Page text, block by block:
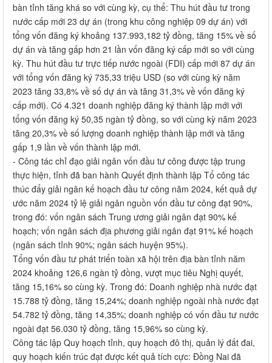
bàn tỉnh tăng khá so với cùng kỳ, cụ thể: Thu hút đầu tư trong
nước cấp mới 23 dự án (trong khu công nghiệp 09 dự án) với
tổng vốn đăng ký khoảng 137.993,182 tỷ đồng, tăng 15% về số
dự án và tăng gấp hơn 21 lần vốn đăng ký cấp mới so với cùng
kỳ. Thu hút đầu tư trực tiếp nước ngoài (FDI) cấp mới 87 dự án
với tổng vốn đăng ký 735,33 triệu USD (so với cùng kỳ năm
2023 tăng 33,8% về số dự án và tăng 31,3% về vốn đăng ký
cấp mới). Có 4.321 doanh nghiệp đăng ký thành lập mới với
tổng vốn đăng ký 50,35 ngàn tỷ đồng, so với cùng kỳ năm 2023
tăng 20,3% về số lượng doanh nghiệp thành lập mới và tăng
gấp 1,9 lần về vốn thành lập mới.
- Công tác chỉ đạo giải ngân vốn đầu tư công được tập trung
thực hiện, tỉnh đã ban hành Quyết định thành lập Tổ công tác
thúc đẩy giải ngân kế hoạch đầu tư công năm 2024, kết quả dự
ước năm 2024 tỷ lệ giải ngân nguồn vốn đầu tư công đạt 90%,
trong đó: vốn ngân sách Trung ương giải ngân đạt 90% kế
hoạch; vốn ngân sách địa phương giải ngân đạt 91% kế hoạch
(ngân sách tỉnh 90%; ngân sách huyện 95%).
Tổng vốn đầu tư phát triển toàn xã hội trên địa bàn tỉnh năm
2024 khoảng 126,6 ngàn tỷ đồng, vượt mục tiêu Nghị quyết,
tăng 15,16% so cùng kỳ. Trong đó: Doanh nghiệp nhà nước đạt
15.788 tỷ đồng, tăng 15,24%; doanh nghiệp ngoài nhà nước đạt
54.782 tỷ đồng, tăng 14,35%; doanh nghiệp có vốn đầu tư nước
ngoài đạt 56.030 tỷ đồng, tăng 15,96% so cùng kỳ.
Công tác lập Quy hoạch tỉnh, quy hoạch đô thị, quản lý đất đai,
quy hoạch kiến trúc đạt được kết quả tích cực: Đồng Nai đã